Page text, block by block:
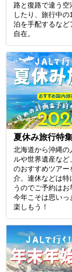
路と復路で違う空
したり、旅行中の
泊を手配するなど
自在。
夏休み旅行特
北海道から沖縄の
ルや世界遺産など
のおすすめツアー
介。連休などは特
うのでご予約はお
今年こそは思いっ
楽しもう！